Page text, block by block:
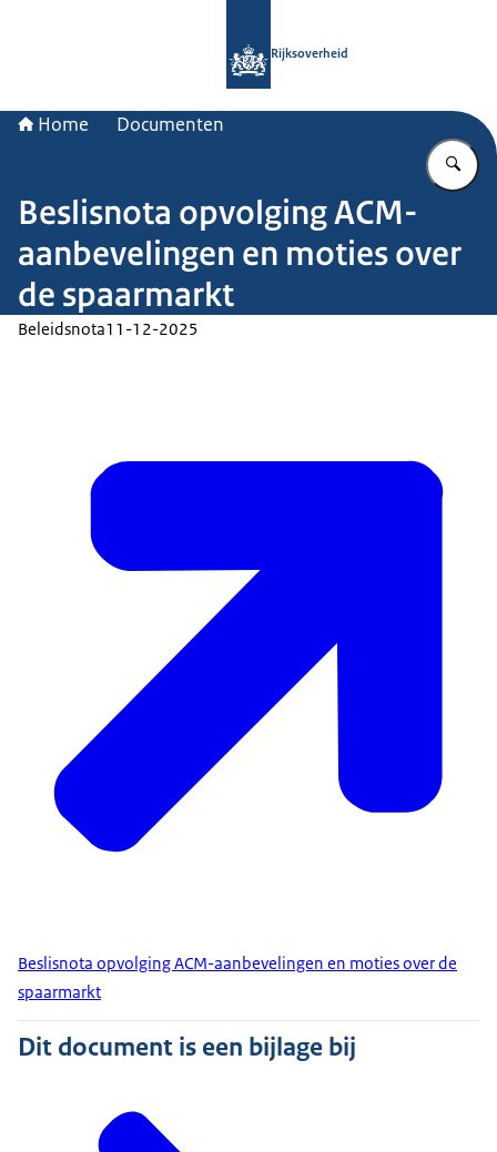
Rijksoverheid
Home Documenten
Beslisnota opvolging ACM-
aanbevelingen en moties over
de spaarmarkt
Beleidsnota11-12-2025
Beslisnota opvolging ACM-aanbevelingen en moties over de
spaarmarkt
Dit document is een bijlage bij